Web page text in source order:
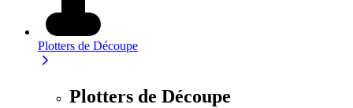
Plotters de Découpe
Plotters de Découpe